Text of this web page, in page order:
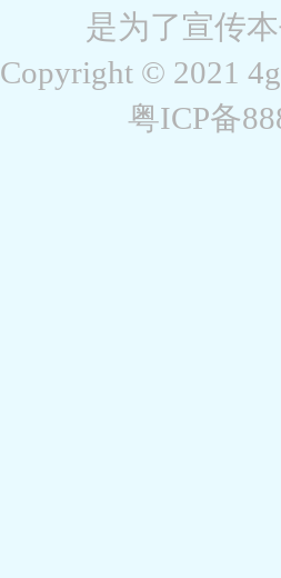
是为了宣传
Copyright © 2021
粤ICP备